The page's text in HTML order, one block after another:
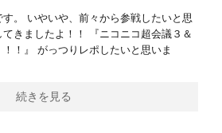
。 いやいや、前々から参戦したいと思
きましたよ！！ 『ニコニコ超会議３＆
！』 がっつりレポしたいと思いま
続きを見る